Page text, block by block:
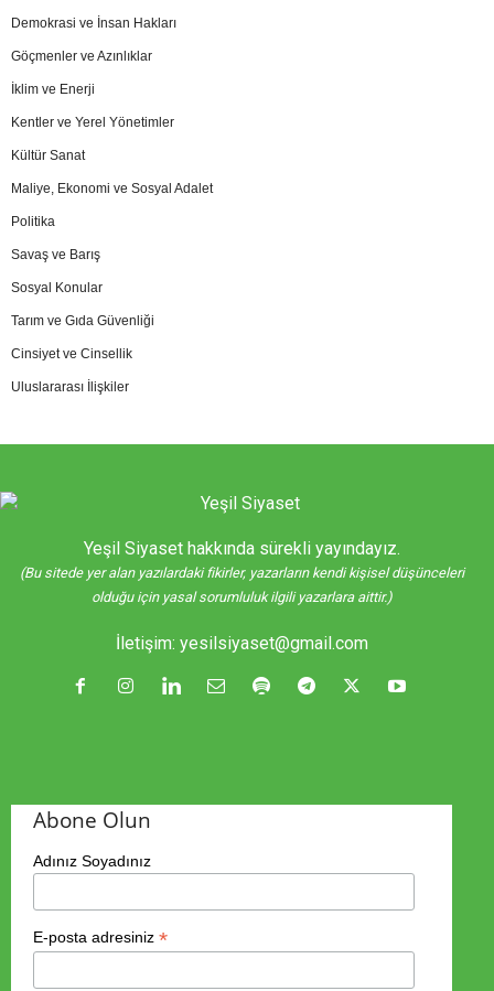
Demokrasi ve İnsan Hakları
Göçmenler ve Azınlıklar
İklim ve Enerji
Kentler ve Yerel Yönetimler
Kültür Sanat
Maliye, Ekonomi ve Sosyal Adalet
Politika
Savaş ve Barış
Sosyal Konular
Tarım ve Gıda Güvenliği
Cinsiyet ve Cinsellik
Uluslararası İlişkiler
Yeşil Siyaset hakkında sürekli yayındayız.
(Bu sitede yer alan yazılardaki fikirler, yazarların kendi kişisel düşünceleri
olduğu için yasal sorumluluk ilgili yazarlara aittir.)
İletişim: yesilsiyaset@gmail.com
Abone Olun
Adınız Soyadınız
E-posta adresiniz *